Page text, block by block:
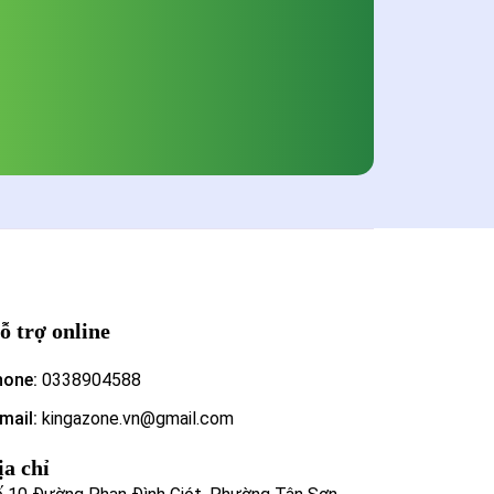
trợ online
0338904588
kingazone.vn@gmail.com
chỉ